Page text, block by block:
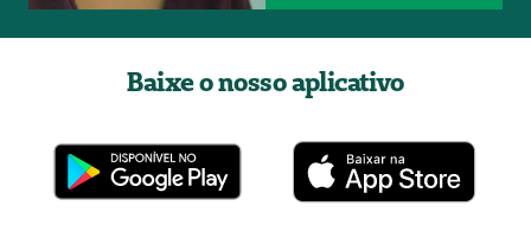
Baixe o nosso aplicativo